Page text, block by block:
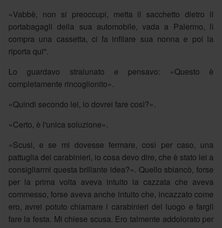
«Vabbè, non si preoccupi, metta il sacchetto dietro il
portabagagli della sua automobile, vada a Palermo, lì
compra una cassetta, ci fa infilare sua nonna e poi la
riporta qui".
Lo guardavo stralunato e pensavo: «Questo è
completamente rincoglionito».
«Quindi secondo lei, io dovrei fare così?».
«Certo, è l'unica soluzione».
«Scusi, e se mi dovesse fermare, così per caso, una
pattuglia dei carabinieri, io cosa devo dire, che è stato lei a
consigliarmi questa brillante idea?». Quello sbiancò, forse
per la prima volta aveva intuito la cazzata che aveva
commesso, forse aveva anche intuito che, incazzato come
ero, avrei potuto chiamare i carabinieri del luogo e fargli
fare la festa. Mi chiese scusa. Ero talmente addolorato per